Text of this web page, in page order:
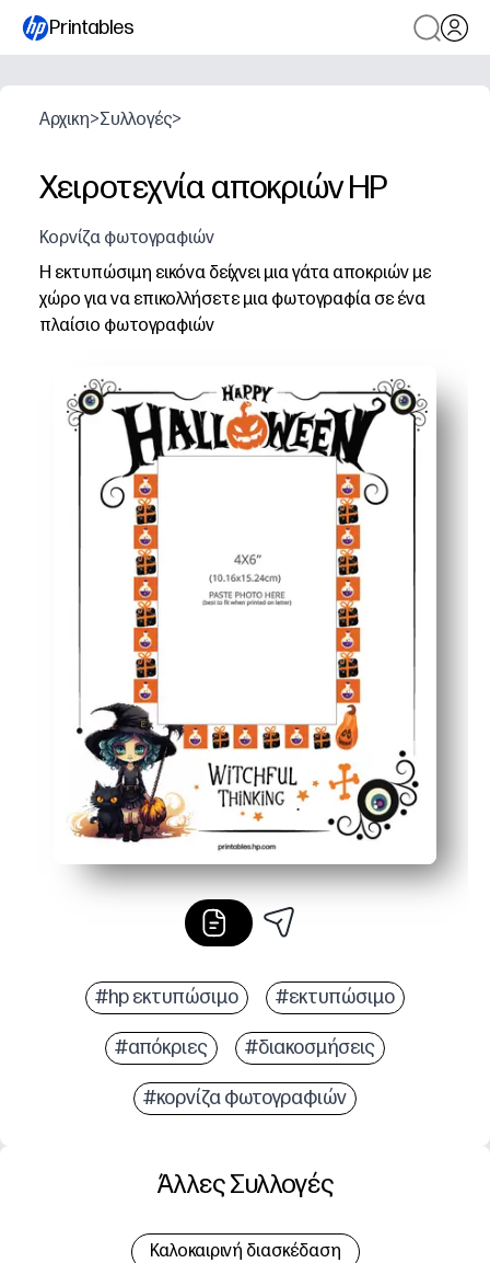
Printables
Αρχικη>Συλλογές>
Χειροτεχνία αποκριών HP
Κορνίζα φωτογραφιών
Η εκτυπώσιμη εικόνα δείχνει μια γάτα αποκριών με
χώρο για να επικολλήσετε μια φωτογραφία σε ένα
πλαίσιο φωτογραφιών
#hp εκτυπώσιμο #εκτυπώσιμο
#απόκριες #διακοσμήσεις
#κορνίζα φωτογραφιών
Άλλες Συλλογές
Καλοκαιρινή διασκέδαση